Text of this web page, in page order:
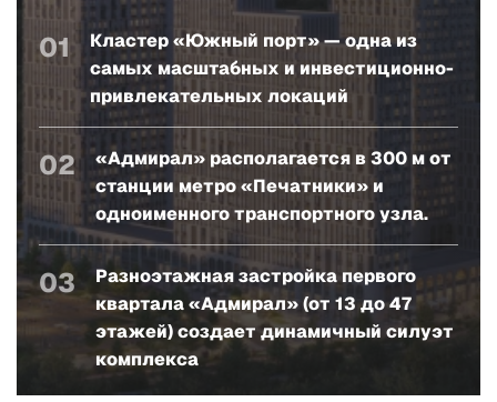
01
Кластер «Южный порт» — одна из
самых масштабных и инвестиционно-
привлекательных локаций
02
«Адмирал» располагается в 300 м от
станции метро «Печатники» и
одноименного транспортного узла.
03
Разноэтажная застройка первого
квартала «Адмирал» (от 13 до 47
этажей) создает динамичный силуэт
комплекса